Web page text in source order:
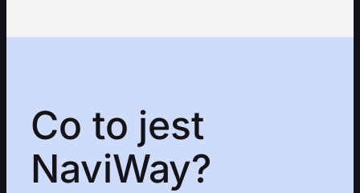
Co to jest
NaviWay?